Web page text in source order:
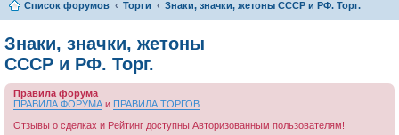
Список форумов Торги Знаки, значки, жетоны СССР и РФ. Торг.
Знаки, значки, жетоны
СССР и РФ. Торг.
Правила форума
ПРАВИЛА ФОРУМА и ПРАВИЛА ТОРГОВ
Отзывы о сделках и Рейтинг доступны Авторизованным пользователям!